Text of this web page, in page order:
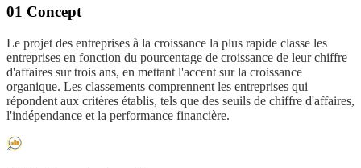
01 Concept
Le projet des entreprises à la croissance la plus rapide classe les
entreprises en fonction du pourcentage de croissance de leur chiffre
d'affaires sur trois ans, en mettant l'accent sur la croissance
organique. Les classements comprennent les entreprises qui
répondent aux critères établis, tels que des seuils de chiffre d'affaires,
l'indépendance et la performance financière.